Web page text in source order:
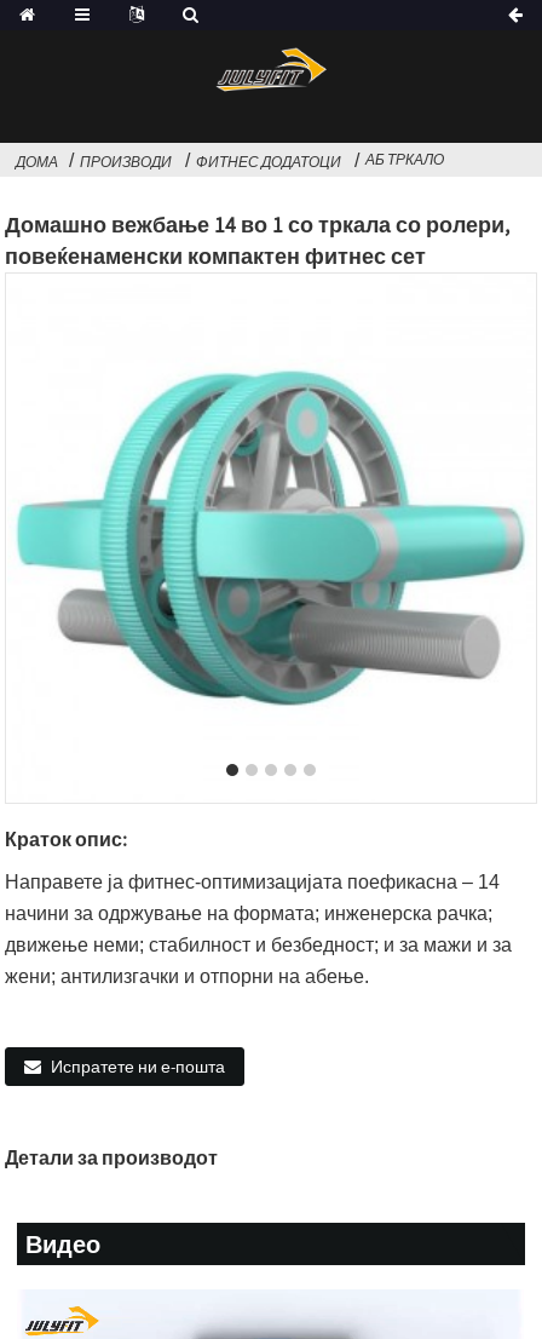
ДОМА ПРОИЗВОДИ ФИТНЕС ДОДАТОЦИ АБ ТРКАЛО
Домашно вежбање 14 во 1 со тркала со ролери,
повеќенаменски компактен фитнес сет
Краток опис:
Направете ја фитнес-оптимизацијата поефикасна – 14
начини за одржување на формата; инженерска рачка;
движење неми; стабилност и безбедност; и за мажи и за
жени; антилизгачки и отпорни на абење.
Испратете ни е-пошта
Детали за производот
Видео